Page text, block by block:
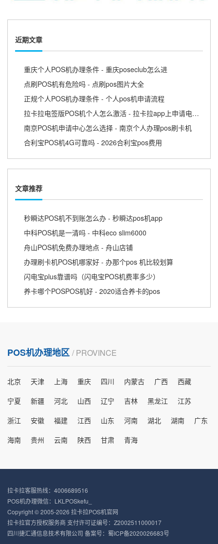
近期文章
重庆个人POS机办理条件 - 重庆poseclub怎么进
点刷POS机有危险吗 - 点刷pos图片大全
正规个人POS机办理条件 - 个人pos机申请流程
拉卡拉电签版POS机个人怎么激活 - 拉卡拉app上申请电签pos需要收费吗
南京POS机申请中心怎么选择 - 南京个人办理pos刷卡机
合利宝POS机4G可靠吗 - 2026合利宝pos费用
文章推荐
秒瞬达POS机不到账怎么办 - 秒瞬达pos机app
中科POS机是一清吗 - 中科eco slim6000
舟山POS机免费办理地点 - 舟山店铺
办理刷卡机POS机哪家好 - 办那个pos 机比较划算
闪电宝plus靠谱吗（闪电宝POS机费率多少）
养卡哪个POSPOS机好 - 2020适合养卡的pos
POS机办理地区 / PROVINCE
北京 天津 上海 重庆 四川 内蒙古 广西
西藏
宁夏
新疆 河北 山西 辽宁 吉林 黑龙江
江苏
浙江
安徽 福建 江西 山东 河南 湖北 湖南
广东
海南
贵州 云南 陕西 甘肃 青海
拉卡拉客服热线：4006689516
POS机办理微信：LKLPOSkefu_
Copyright © 2005-2026 拉卡拉POS机官网
拉卡拉官方授权服务商 支付许可证编号：Z2002511000017
四川捷汇通信息技术有限公司 备案号： 蜀ICP备2020026683号